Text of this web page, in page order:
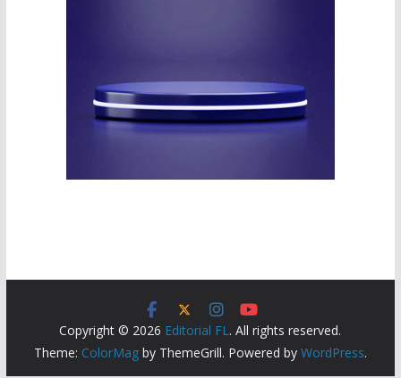
Copyright © 2026 Editorial FL. All rights reserved.
Theme: ColorMagby ThemeGrill. Powered by WordPress.